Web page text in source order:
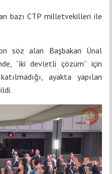
bazı CTP milletvekilleri ile
söz alan Başbakan Ünal
“iki devletli çözüm” için
ayakta yapılan